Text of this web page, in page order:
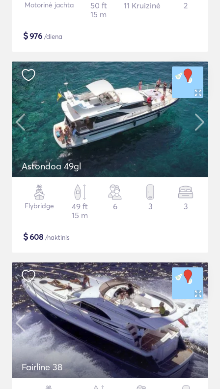
Motorinė jachta
50 ft
15 m
11 Kruizinė 2
$976 /diena
Astondoa 49gl
Flybridge
49 ft
15 m
6 3 3
$608 /naktinis
Fairline 38